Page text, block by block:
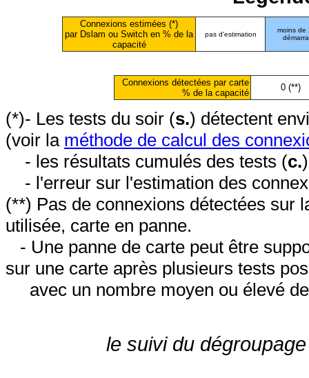
Connexions estimées (*)
par Dslam ou Switch en % de la
capacité
pas d'estimation
moins de
Connexions détectées par carte
% de la capacité
0 (**)
(*)- Les tests du soir (s.) détectent
(voir la méthode de calcul des
- les résultats cumulés des tests (c.
- l'erreur sur l'estimation des
(**) Pas de connexions détectées sur
utilisée, carte en panne.
- Une panne de carte peut être
sur une carte après plusieurs tests
avec un nombre moyen ou élevé
le suivi du